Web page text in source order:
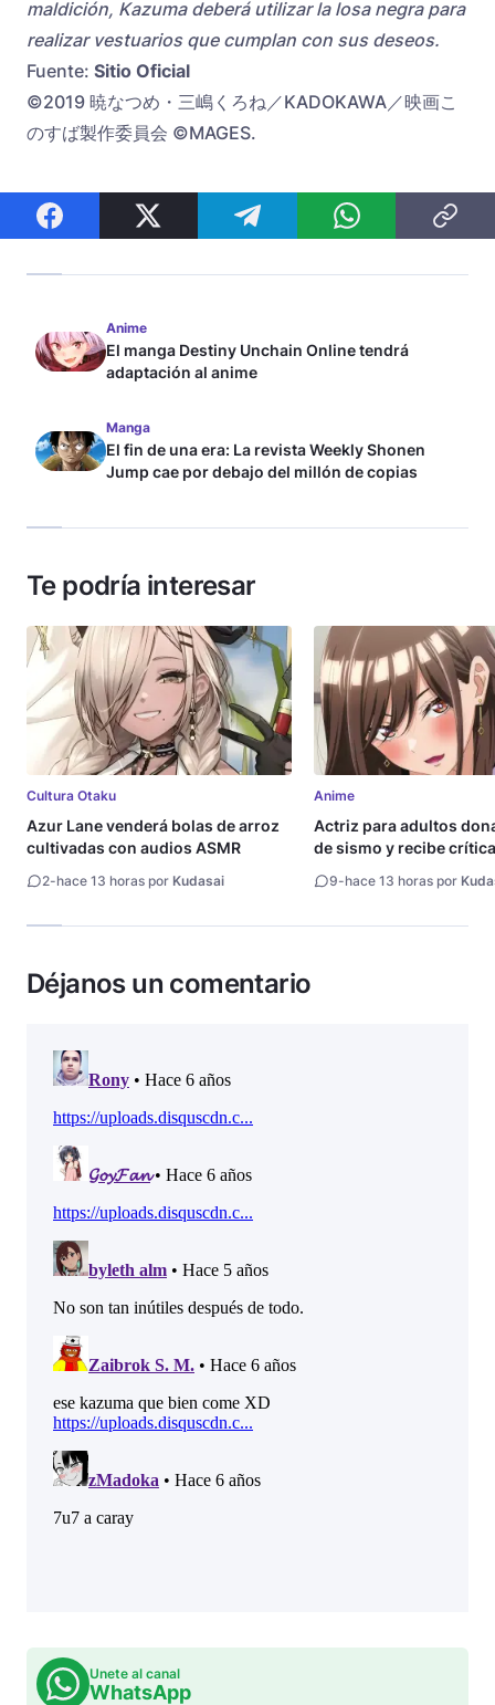
maldición, Kazuma deberá utilizar la losa negra para
realizar vestuarios que cumplan con sus deseos.
Fuente: Sitio Oficial
©2019 暁なつめ・三嶋くろね／KADOKAWA／映画こ
のすば製作委員会 ©MAGES.
Anime
El manga Destiny Unchain Online tendrá
adaptación al anime
Manga
El fin de una era: La revista Weekly Shonen
Jump cae por debajo del millón de copias
Te podría interesar
Cultura Otaku
Azur Lane venderá bolas de arroz
cultivadas con audios ASMR
2-hace 13 horas por Kudasai
Anime
Actriz para adultos
de sismo y recibe
9-hace 13 horas por
Déjanos un comentario
Unete al canal
WhatsApp